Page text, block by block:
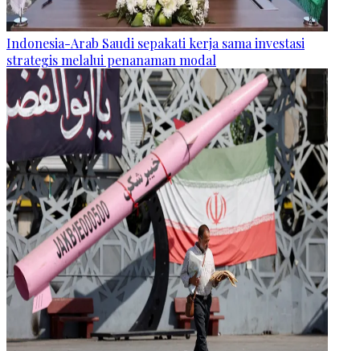
Indonesia-Arab Saudi sepakati kerja sama investasi
strategis melalui penanaman modal